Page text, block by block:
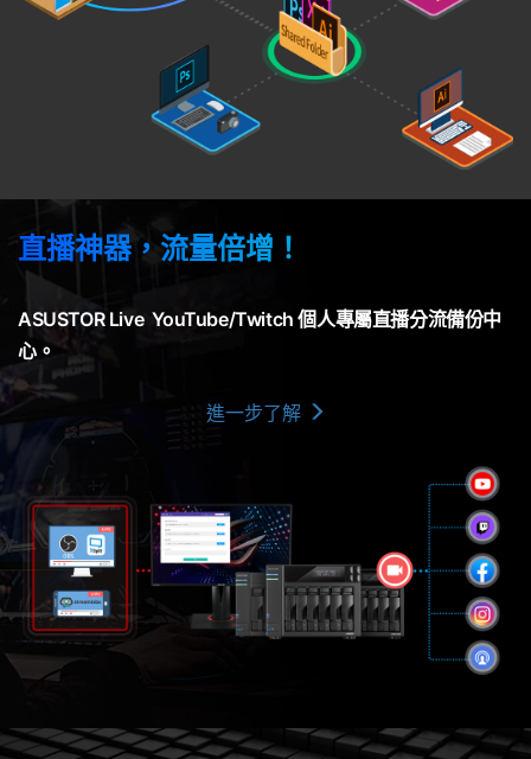
直播神器，流量倍增！
ASUSTOR Live YouTube/Twitch 個人專屬直播分流備份中
心。
進一步了解